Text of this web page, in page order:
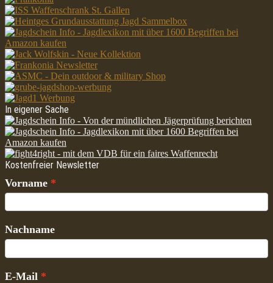
In eigener Sache
Kostenfreier Newsletter
Vorname
Nachname
E-Mail